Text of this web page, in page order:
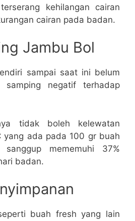
kehilangan cairan
cairan pada badan.
Jambu Bol
sampai saat ini belum
samping negatif terhadap
tidak boleh kelewatan
yang ada pada 100 gr buah
mememuhi 37%
badan.
buah fresh yang lain